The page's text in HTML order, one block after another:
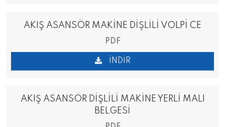
AKIŞ ASANSÖR MAKİNE DİŞLİLİ VOLPİ CE
PDF
İNDIR
AKIŞ ASANSÖR DİŞLİLİ MAKİNE YERLİ MALI
BELGESİ